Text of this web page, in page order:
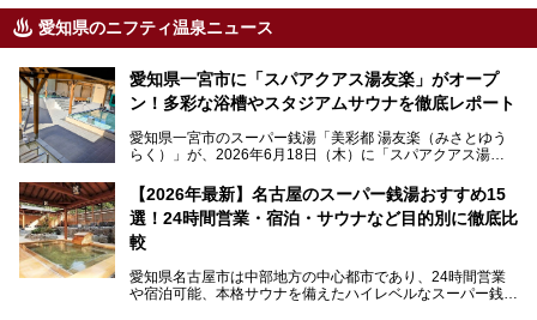
愛知県のニフティ温泉ニュース
愛知県一宮市に「スパアクアス湯友楽」がオープ
ン！多彩な浴槽やスタジアムサウナを徹底レポート
愛知県一宮市のスーパー銭湯「美彩都 湯友楽（みさとゆう
らく）」が、2026年6月18日（木）に「スパアクアス湯友
この地で30年にわたり愛され続けてきた施設だからこそ、
地元住民をはじめオープンを待ちわびている人も多いのでは
ないでしょうか。
老朽化した設備の補修を機に、2年前からじっくり構想を練
ってきたというだけあって、館内の充実度は想像以上。
以前の4倍に拡張したという露天エリアや10の浴槽、40人収
容の巨大なスタジアムサウナに、岩盤浴やリラクゼーション
【2026年最新】名古屋のスーパー銭湯おすすめ15
選！24時間営業・宿泊・サウナなど目的別に徹底比
較
愛知県名古屋市は中部地方の中心都市であり、24時間営業
や宿泊可能、本格サウナを備えたハイレベルなスーパー銭湯